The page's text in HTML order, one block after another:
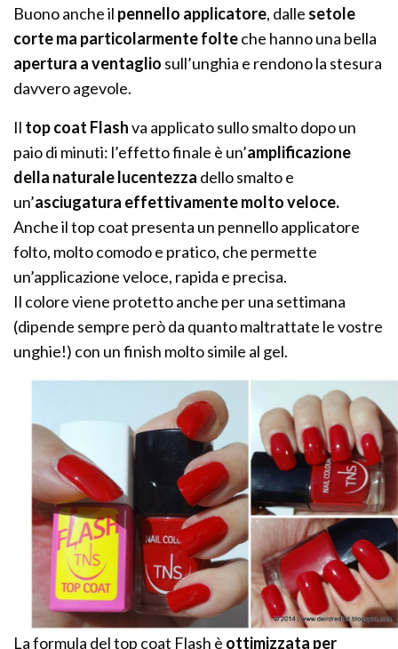
Buono anche il pennello applicatore, dalle setole
corte ma particolarmente folteche hanno una bella
apertura a ventaglio sull’unghia e rendono la stesura
davvero agevole.
Il top coat Flashva applicato sullo smalto dopo un
paio di minuti: l’effetto finale è un’amplificazione
della naturale lucentezza dello smalto e
un’asciugatura effettivamente molto veloce.
Anche il top coat presenta un pennello applicatore
folto, molto comodo e pratico, che permette
un’applicazione veloce, rapida e precisa.
Il colore viene protetto anche per una settimana
(dipende sempre però da quanto maltrattate le vostre
unghie!) con un finish molto simile al gel.
La formula del top coat Flash è ottimizzata per